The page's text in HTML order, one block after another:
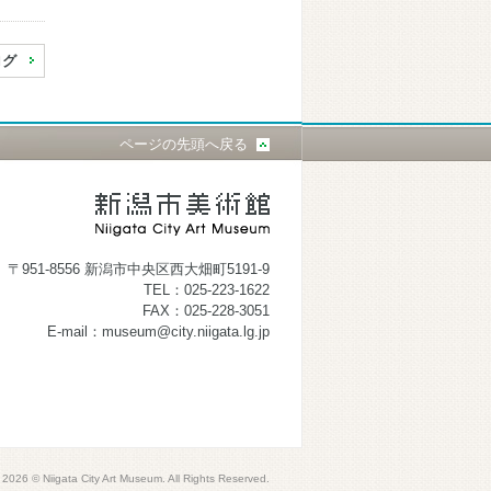
ページの先頭へ戻る
〒951-8556 新潟市中央区西大畑町5191-9
TEL：025-223-1622
FAX：025-228-3051
E-mail：museum@city.niigata.lg.jp
2026 © Niigata City Art Museum. All Rights Reserved.